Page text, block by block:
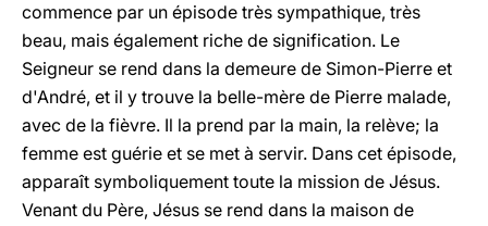
commence par un épisode très sympathique, très
beau, mais également riche de signification. Le
Seigneur se rend dans la demeure de Simon-Pierre et
d'André, et il y trouve la belle-mère de Pierre malade,
avec de la fièvre. Il la prend par la main, la relève; la
femme est guérie et se met à servir. Dans cet épisode,
apparaît symboliquement toute la mission de Jésus.
Venant du Père, Jésus se rend dans la maison de